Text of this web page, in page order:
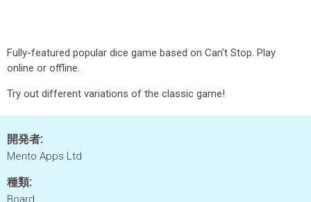
Fully-featured popular dice game based on Can't Stop. Play
online or offline.
Try out different variations of the classic game!
開発者:
Mento Apps Ltd
種類:
Board